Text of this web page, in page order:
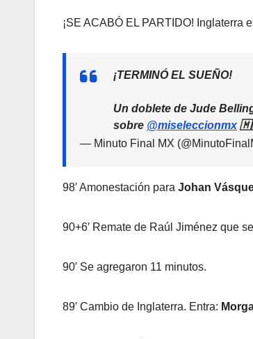
¡SE ACABÓ EL PARTIDO! Inglaterra
¡TERMINÓ EL SUEÑO!
Un doblete de Jude
sobre @miseleccionmx
— Minuto Final MX
98′ Amonestación para Johan
90+6′ Remate de Raúl Jiménez que
90′ Se agregaron 11 minutos.
89′ Cambio de Inglaterra. Entra: